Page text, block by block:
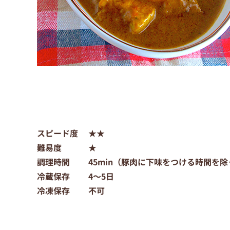
スピード度 ★★
難易度 ★
調理時間 45min（豚肉に下味をつける時間を
冷蔵保存 4〜5日
冷凍保存 不可